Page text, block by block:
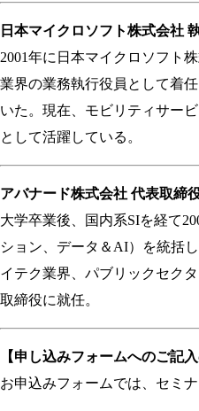
日本マイクロソフト株式会社
2001年に日本マイクロソフト
業界の業務執行役員として着
いた。現在、モビリティサー
として活躍している。
アバナード株式会社 代表取
大学卒業後、国内系SIを経て
ション、データ＆AI）を統括
イテク業界、パブリックセク
取締役に就任。
【申し込みフォームへのご記入
お申込みフォームでは、セミ